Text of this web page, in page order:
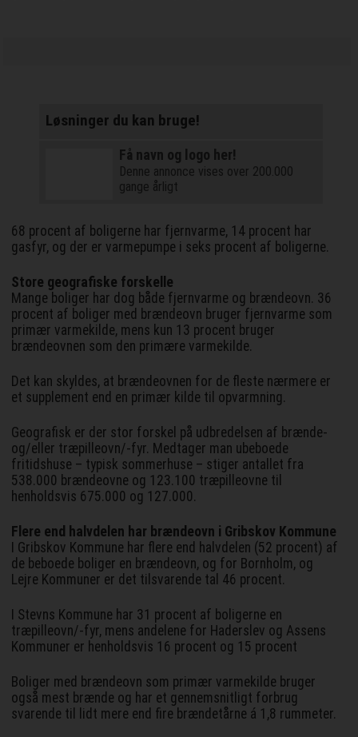
Løsninger du kan bruge!
Få navn og logo her!
Denne annonce vises over 200.000
gange årligt
68 procent af boligerne har fjernvarme, 14 procent har
gasfyr, og der er varmepumpe i seks procent af boligerne.
Store geografiske forskelle
Mange boliger har dog både fjernvarme og brændeovn. 36
procent af boliger med brændeovn bruger fjernvarme som
primær varmekilde, mens kun 13 procent bruger
brændeovnen som den primære varmekilde.
Det kan skyldes, at brændeovnen for de fleste nærmere er
et supplement end en primær kilde til opvarmning.
Geografisk er der stor forskel på udbredelsen af brænde-
og/eller træpilleovn/-fyr. Medtager man ubeboede
fritidshuse – typisk sommerhuse – stiger antallet fra
538.000 brændeovne og 123.100 træpilleovne til
henholdsvis 675.000 og 127.000.
Flere end halvdelen har brændeovn i Gribskov Kommune
I Gribskov Kommune har flere end halvdelen (52 procent) af
de beboede boliger en brændeovn, og for Bornholm, og
Lejre Kommuner er det tilsvarende tal 46 procent.
I Stevns Kommune har 31 procent af boligerne en
træpilleovn/-fyr, mens andelene for Haderslev og Assens
Kommuner er henholdsvis 16 procent og 15 procent
Boliger med brændeovn som primær varmekilde bruger
også mest brænde og har et gennemsnitligt forbrug
svarende til lidt mere end fire brændetårne á 1,8 rummeter.